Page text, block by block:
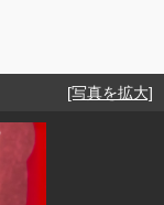
[写真を拡大]